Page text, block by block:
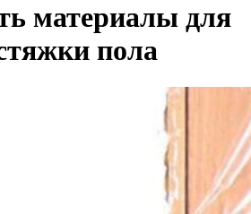
материалы для
пола